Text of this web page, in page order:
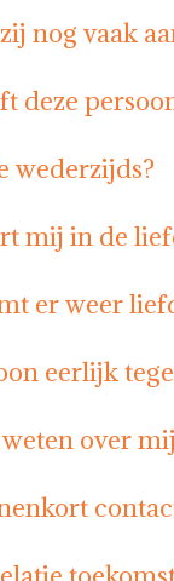
nog vaak
deze
wederzijds?
mij in de
er weer
eerlijk
over